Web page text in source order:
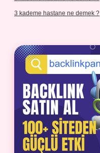
3 kademe hastane ne demek ?